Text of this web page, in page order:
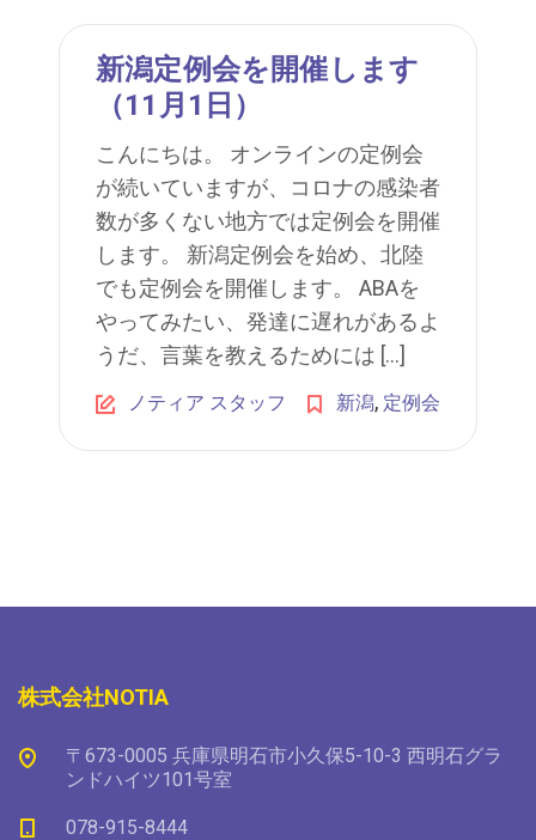
新潟定例会を開催します
（11月1日）
こんにちは。 オンラインの定例会
が続いていますが、コロナの感染者
数が多くない地方では定例会を開催
します。 新潟定例会を始め、北陸
でも定例会を開催します。 ABAを
やってみたい、発達に遅れがあるよ
うだ、言葉を教えるためには […]
ノティア スタッフ 新潟, 定例会
株式会社NOTIA
〒673-0005 兵庫県明石市小久保5-10-3 西明石グラ
ンドハイツ101号室
078-915-8444